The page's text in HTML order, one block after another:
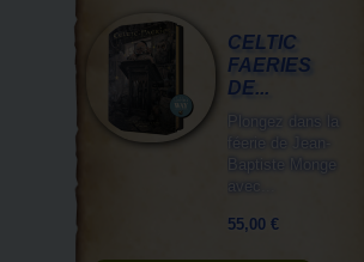
CELTIC
FAERIES
DE...
Plongez dans la
féerie de Jean-
Baptiste Monge
avec...
55,00 €